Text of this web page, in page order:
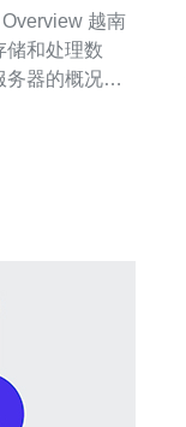
越南
储和处理数
器的概况，
地理位